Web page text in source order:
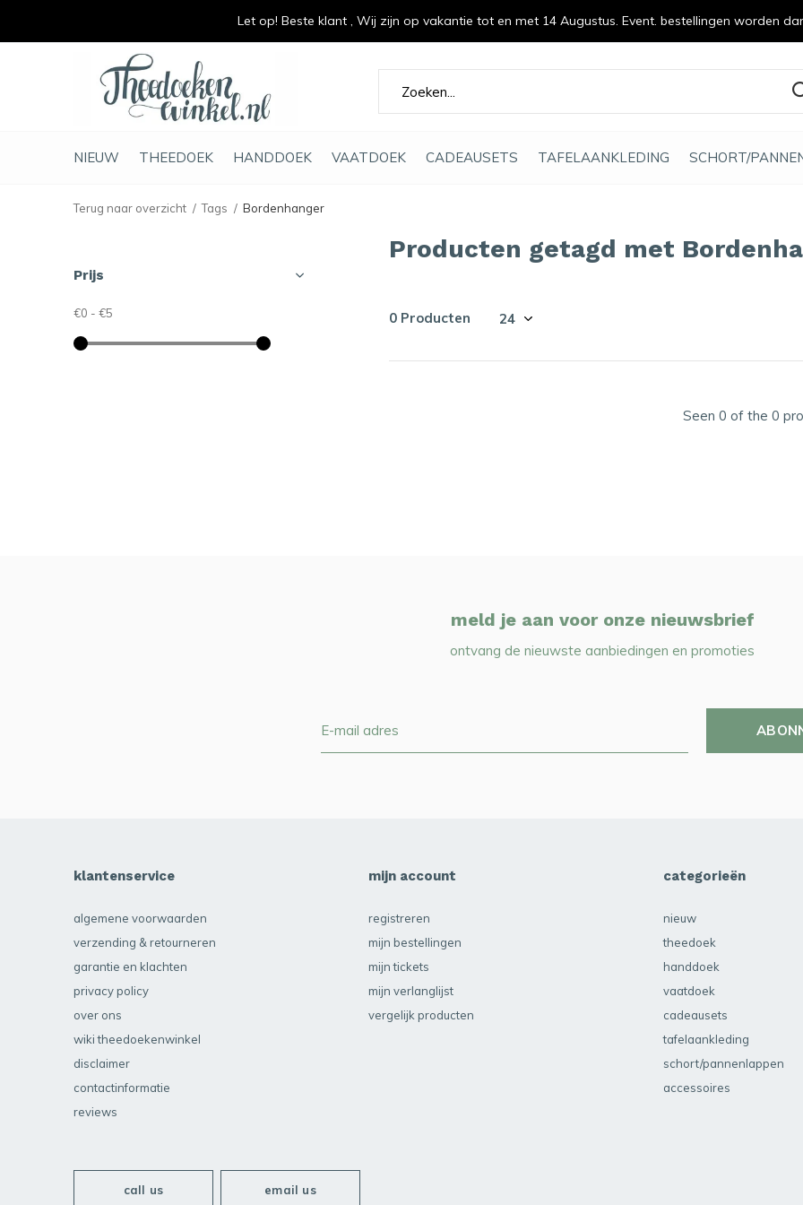
NIEUW THEEDOEK HANDDOEK VAATDOEK CADEAUSETS TAFELAANKLEDING SCHORT/
duurzaam en met liefde gemaakt
Terug naar overzicht Tags Bordenhanger
Producten getagd met
0 Producten
Seen 0 of the 0
Prijs
€0 - €5
meld je aan voor onze nieuwsbrief
ontvang de nieuwste aanbiedingen en promoties
klantenservice
algemene voorwaarden
verzending & retourneren
garantie en klachten
privacy policy
over ons
wiki theedoekenwinkel
disclaimer
contactinformatie
reviews
mijn account
registreren
mijn bestellingen
mijn tickets
mijn verlanglijst
vergelijk producten
categorieën
nieuw
theedoek
handdoek
vaatdoek
cadeausets
tafelaankleding
schort/pannenlappen
accessoires
call us email us
Let op! Beste klant , Wij zijn op vakantie tot en met 14 Augustus. Event. bestellingen worden